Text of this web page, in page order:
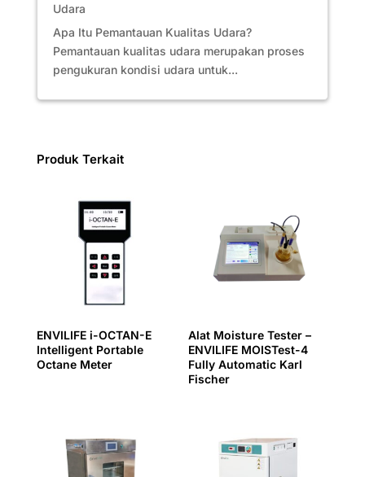
Udara
Apa Itu Pemantauan Kualitas Udara?
Pemantauan kualitas udara merupakan proses
pengukuran kondisi udara untuk...
Produk Terkait
ENVILIFE i-OCTAN-E
Intelligent Portable
Octane Meter
Alat Moisture Tester –
ENVILIFE MOISTest-4
Fully Automatic Karl
Fischer